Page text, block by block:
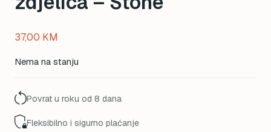
37,00 KM
Nema na stanju
Povrat u roku od 8 dana
Fleksibilno i sigurno plaćanje